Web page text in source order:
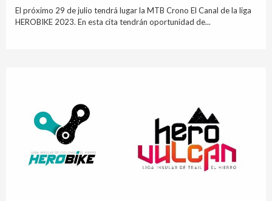
El próximo 29 de julio tendrá lugar la MTB Crono El Canal de la liga
HEROBIKE 2023. En esta cita tendrán oportunidad de...